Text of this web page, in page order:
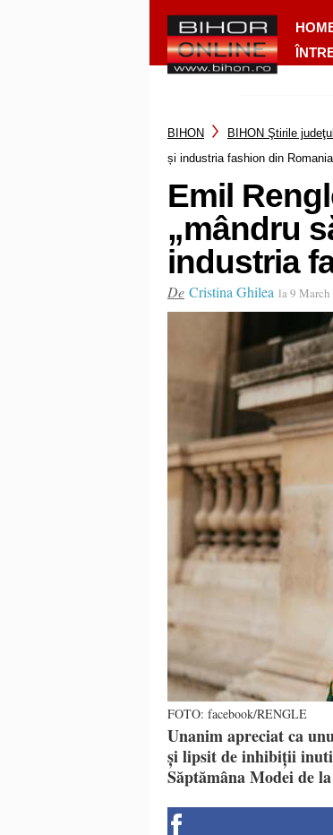
BIHON BIHON Ştirile
și industria fashion din
Emil
„mândru
industria
De Cristina Ghilea la 9
FOTO: facebook/RENGLE
Unanim apreciat ca
și lipsit de inhibiții
Săptămâna Modei de